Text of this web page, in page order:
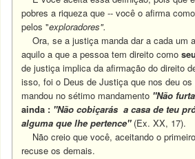
pobres a riqueza que -- você o afirma
pelos "exploradores".
Ora, se a justiça manda dar a cada um
aquilo a que a pessoa tem direito comoseu
de justiça implica da afirmação do direito
isso, foi o Deus de Justiça que nos deu
mandou no sétimo mandamento "Não
ainda : "Não cobiçarás a casa de teu
alguma que lhe pertence" (Ex. XX, 17).
Não creio que você, aceitando o
recuse os demais.